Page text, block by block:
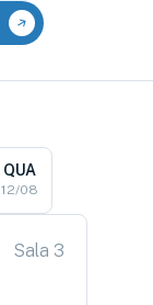
QUA
12/08
Sala 3